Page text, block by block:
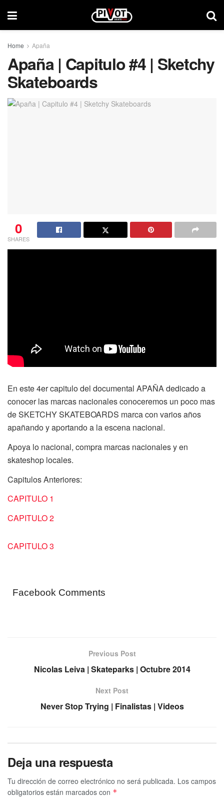
Home Apaña
Apaña | Capitulo #4 | Sketchy
Skateboards
0
SHARES
En este 4er capitulo del documental APAÑA dedicado a
conocer las marcas nacionales conoceremos un poco mas
de SKETCHY SKATEBOARDS marca con varios años
apañando y aportando a la escena nacional.
Apoya lo nacional, compra marcas nacionales y en
skateshop locales.
Capitulos Anteriores:
CAPITULO 1
CAPITULO 2
CAPITULO 3
Facebook Comments
Previous Post
Nicolas Leiva | Skateparks | Octubre 2014
Next Post
Never Stop Trying | Finalistas | Videos
Deja una respuesta
Tu dirección de correo electrónico no será publicada. Los campos
obligatorios están marcados con *